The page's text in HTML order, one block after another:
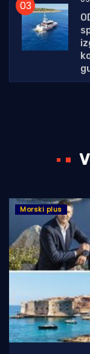
Morski plus